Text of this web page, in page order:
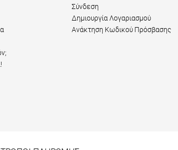
Σύνδεση
Δημιουργία Λογαριασμού
Ανάκτηση Κωδικού Πρόσβασης